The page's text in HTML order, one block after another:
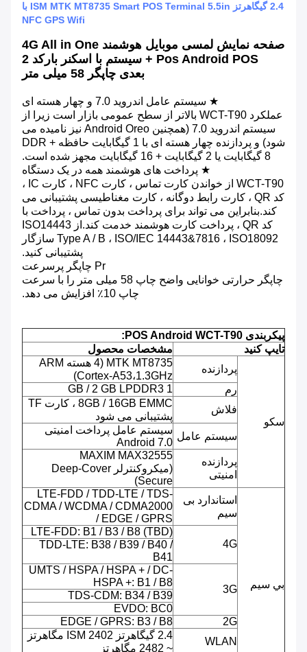
2.4 گیگاهرتز ISM MTK MT8735 Smart POS Terminal 5.5in با
NFC GPS Wifi
صفحه نمایش لمسی موبایل هوشمند 4G All in One
Pos Android POS + سیستم با اسکنر بارکد 2
بعدی چاپگر 58 میلی متر
★ سیستم عامل اندروید 7.0 و چهار هسته ای
عملکرد WCT-T90 بالاتر از سطح عمومی بازار است زیرا از
سیستم اندروید 7.0 (همچنین Android Oreo نیز نامیده می
شود) و پردازنده چهار هسته ای با 1 گیگابایت حافظه DDR +
8 گیگابایت یا 2 گیگابایت + 16 گیگابایت مجهز شده است.
★ پرداخت های هوشمند همه در یک دستگاه
WCT-T90 از خواندن کارت تماس ، کارت NFC ، کارت IC ،
کد QR ، کارت رابط دوگانه ، کارت مغناطیسی پشتیبانی می
کند.بنابراین می تواند برای پرداخت بدون تماس ، پرداخت با
کد QR ، پرداخت کارت هوشمند خدمت کند.از ISO14443
Type A / B ، ISO/IEC 14443&7816 ، ISO18092 سازگار
پشتیبانی کنید.
Pr چاپگر پرسرعت
چاپگر حرارتی خوانایی واضح چاپ 58 میلی متر را با سرعت
چاپ 10٪ افزایش می دهد.
پیکربندی POS Android WCT-T90:
تایپ کنید
مشخصات محصول
سکو
پردازنده
MTK MT8735 (4 هسته ARM
Cortex-A53،1.3GHz)
رم
1 GB / 2 GB LPDDR3
فلاش
8GB / 16GB EMMC ، کارت TF
پشتیبانی می شود
سیستم عامل
سیستم عامل پرداخت امنیتی
Android 7.0
پردازنده
امنیتی
MAXIM MAX32555
(میکروکنترلر Deep-Cover
Secure)
بي سيم
استاندارد بی
سیم
LTE-FDD / TDD-LTE / TDS-
CDMA / WCDMA / CDMA2000
/ EDGE / GPRS
4G
LTE-FDD: B1 / B3 / B8 (TBD)
TDD-LTE: B38 / B39 / B40 /
B41
3G
UMTS / HSPA / HSPA + / DC-
HSPA +: B1 / B8
TDS-CDM: B34 / B39
EVDO: BC0
2G
EDGE / GPRS: B3 / B8
WLAN
2.4 گیگاهرتز ISM 2402 مگاهرتز
~ 2482 مگاهرتز